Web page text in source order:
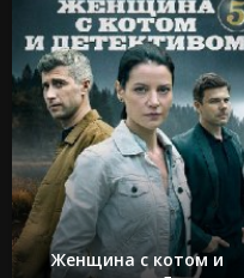
Женщина с котом и